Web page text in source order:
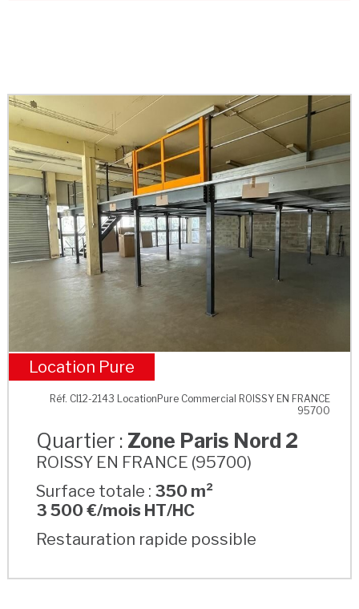
Zone Paris Nord 2
Location Pure
Réf. CI12-2143 LocationPure Commercial ROISSY EN FRANCE
95700
Quartier : Zone Paris Nord 2
ROISSY EN FRANCE (95700)
Surface totale : 350 m²
3 500 €/mois HT/HC
Restauration rapide possible